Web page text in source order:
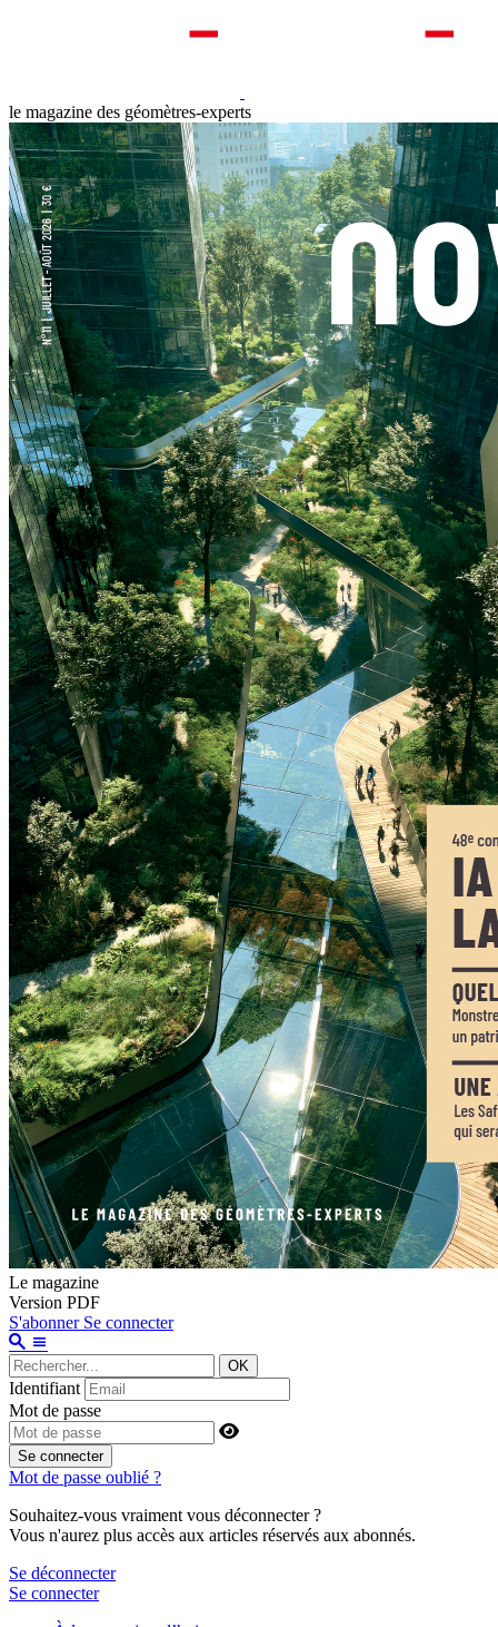
le magazine des géomètres-experts
Le magazine
Version PDF
S'abonner Se connecter
OK
Identifiant
Mot de passe
Se connecter
Mot de passe oublié ?
Souhaitez-vous vraiment vous déconnecter ?
Vous n'aurez plus accès aux articles réservés aux abonnés.
Se déconnecter
Se connecter